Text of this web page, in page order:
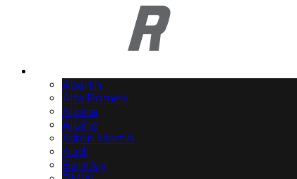
Abarth
Alfa Romeo
Alpina
Alpine
Aston Martin
Audi
Bentley